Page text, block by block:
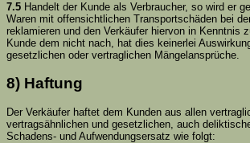
7.5 Handelt der Kunde als Verbraucher, so wird er
Waren mit offensichtlichen Transportschäden bei
reklamieren und den Verkäufer hiervon in Kenntnis
Kunde dem nicht nach, hat dies keinerlei
gesetzlichen oder vertraglichen Mängelansprüche.
8) Haftung
Der Verkäufer haftet dem Kunden aus allen
vertragsähnlichen und gesetzlichen, auch
Schadens- und Aufwendungsersatz wie folgt: